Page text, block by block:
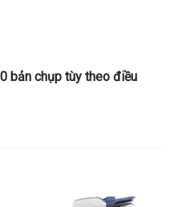
bản chụp tùy theo điều